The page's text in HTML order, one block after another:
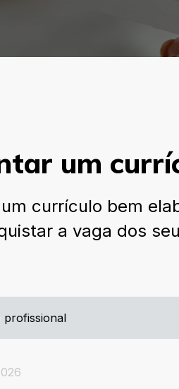
um
currículo bem
a vaga dos